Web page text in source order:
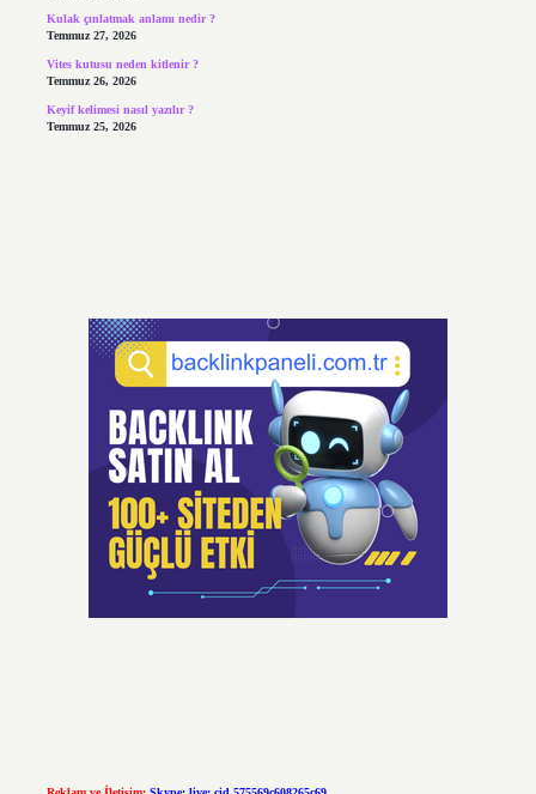
Kulak çınlatmak anlamı nedir ?
Temmuz 27, 2026
Vites kutusu neden kitlenir ?
Temmuz 26, 2026
Keyif kelimesi nasıl yazılır ?
Temmuz 25, 2026